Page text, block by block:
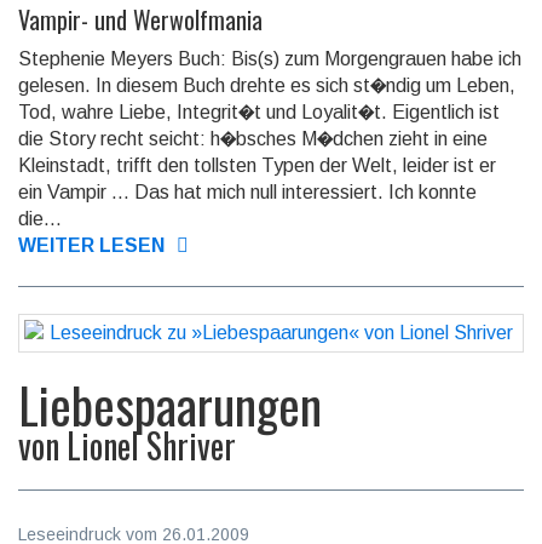
Vampir- und Werwolfmania
Stephenie Meyers Buch: Bis(s) zum Morgengrauen habe ich
gelesen. In diesem Buch drehte es sich st�ndig um Leben,
Tod, wahre Liebe, Integrit�t und Loyalit�t. Eigentlich ist
die Story recht seicht: h�bsches M�dchen zieht in eine
Kleinstadt, trifft den tollsten Typen der Welt, leider ist er
ein Vampir ... Das hat mich null interessiert. Ich konnte
die...
WEITER LESEN
Liebespaarungen
von Lionel Shriver
Leseeindruck vom 26.01.2009